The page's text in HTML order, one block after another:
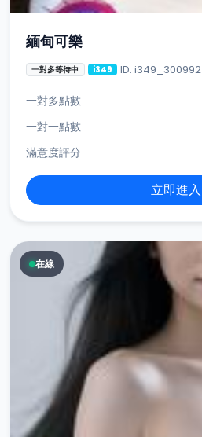
緬甸可樂
一對多等待中 i349 ID: i349_300992
一對多點數
一對一點數
滿意度評分
立即進入
在線